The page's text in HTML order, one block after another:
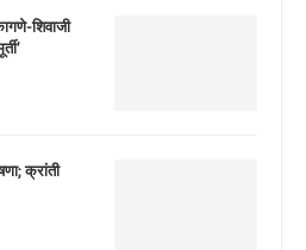
शिवाजी
क्रांती